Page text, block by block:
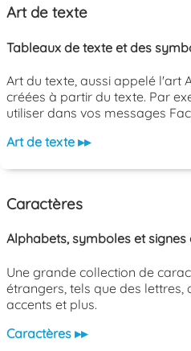
Art de texte
Tableaux de texte et des
Art du texte, aussi appelé l'art
créées à partir du texte. Par
utiliser dans vos messages
Art de texte ▸▸
Caractères
Alphabets, symboles et signes
Une grande collection de
étrangers, tels que des lettres,
accents et plus.
Caractères ▸▸